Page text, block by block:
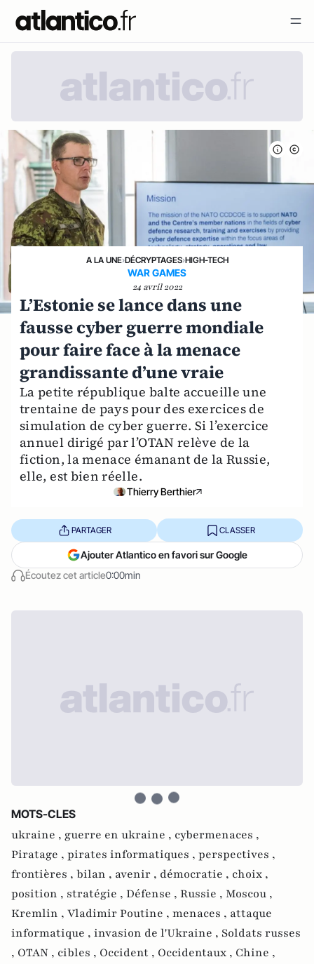
A LA UNE›DÉCRYPTAGES›HIGH-TECH
WAR GAMES
24 avril 2022
L’Estonie se lance dans une
fausse cyber guerre mondiale
pour faire face à la menace
grandissante d’une vraie
La petite république balte accueille une
trentaine de pays pour des exercices de
simulation de cyber guerre. Si l’exercice
annuel dirigé par l’OTAN relève de la
fiction, la menace émanant de la Russie,
elle, est bien réelle.
Thierry Berthier
Écoutez cet article0:00min
PARTAGER CLASSER
Ajouter Atlantico en favori sur Google
MOTS-CLES
ukraine , guerre en ukraine , cybermenaces ,
Piratage , pirates informatiques , perspectives ,
frontières , bilan , avenir , démocratie , choix ,
position , stratégie , Défense , Russie , Moscou ,
Kremlin , Vladimir Poutine , menaces , attaque
informatique , invasion de l'Ukraine , Soldats russes
, OTAN , cibles , Occident , Occidentaux , Chine ,